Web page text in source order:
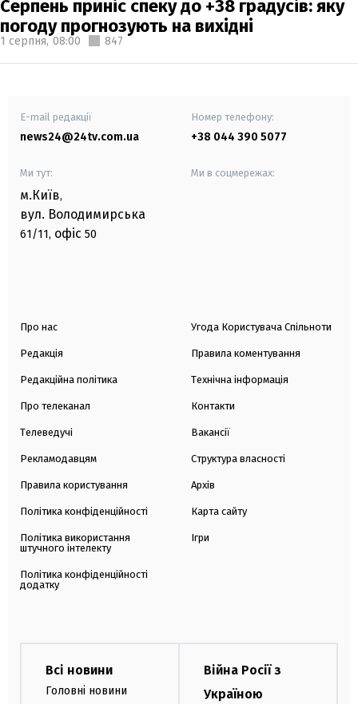
Серпень приніс спеку до +38 градусів: яку
погоду прогнозують на вихідні
1 серпня, 08:00 847
E-mail редакції
news24@24tv.com.ua
Номер телефону:
+38 044 390 5077
Ми тут:
м.Київ,
вул. Володимирська
61/11, офіс 50
Ми в соцмережах:
Про нас
Редакція
Редакційна політика
Про телеканал
Телеведучі
Рекламодавцям
Правила користування
Політика конфіденційності
Політика використання
штучного інтелекту
Політика конфіденційності
додатку
Угода Користувача Спільноти
Правила коментування
Технічна інформація
Контакти
Вакансії
Структура власності
Архів
Карта сайту
Ігри
Всі новини
Головні новини
Війна Росії з
Україною